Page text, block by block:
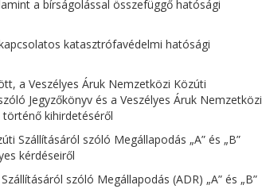
a bírságolással összefüggő hatósági
katasztrófavédelmi hatósági
a Veszélyes Áruk Nemzetközi Közúti
Jegyzőkönyv és a Veszélyes Áruk Nemzetközi
kihirdetéséről
Szállításáról szóló Megállapodás „A” és „B”
kérdéseiről
szóló Megállapodás (ADR) „A” és „B”